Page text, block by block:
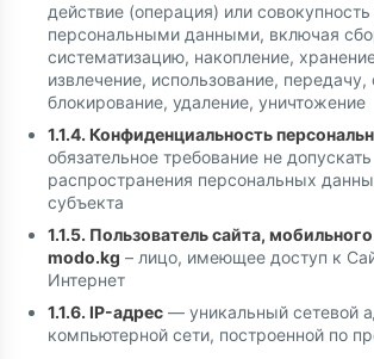
действие (операция) или
персональными данными, включая
систематизацию, накопление,
извлечение, использование, передачу,
блокирование, удаление, уничтожение
1.1.4. Конфиденциальность
обязательное требование не допускать
распространения персональных
субъекта
1.1.5. Пользователь сайта,
modo.kg – лицо, имеющее доступ к
Интернет
1.1.6. IP-адрес — уникальный сетевой
компьютерной сети, построенной по